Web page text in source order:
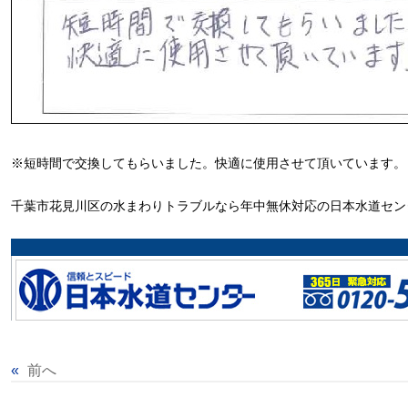
※短時間で交換してもらいました。快適に使用させて頂いています。
千葉市花見川区の水まわりトラブルなら年中無休対応の日本水道セ
« 前へ